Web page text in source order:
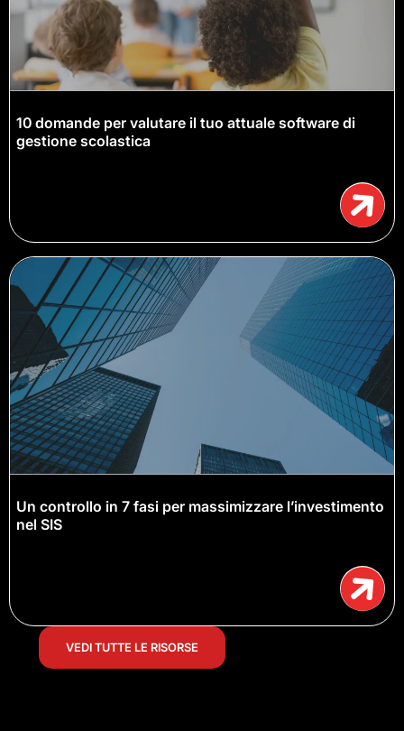
10 domande per valutare il tuo attuale software di
gestione scolastica
Un controllo in 7 fasi per massimizzare l’investimento
nel SIS
VEDI TUTTE LE RISORSE